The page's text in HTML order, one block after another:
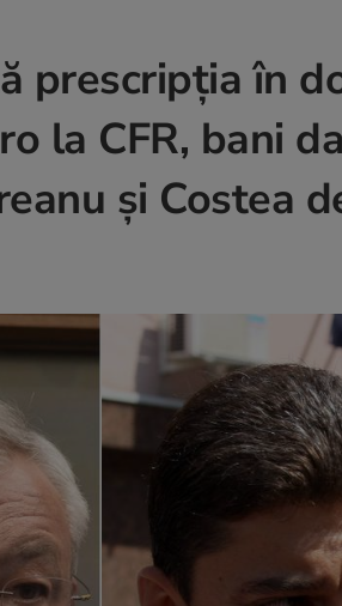
prescripţia în
la CFR, bani
și Costea